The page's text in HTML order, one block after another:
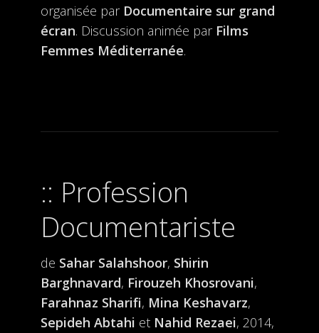
organisée par Documentaire sur grand
écran. Discussion animée par Films
Femmes Méditerranée.
Profession
Documentariste
de Sahar Salahshoor, Shirin
Barghnavard, Firouzeh Khosrovani,
Farahnaz Sharifi, Mina Keshavarz,
Sepideh Abtahi et Nahid Rezaei, 2014,